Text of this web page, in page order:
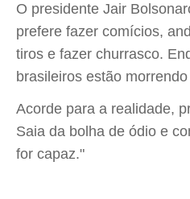
O presidente Jair
prefere fazer comícios,
tiros e fazer churrasco.
brasileiros estão
Acorde para a realidade,
Saia da bolha de ódio e
for capaz."